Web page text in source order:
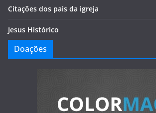
Citações dos pais da igreja
Jesus Histórico
Doações